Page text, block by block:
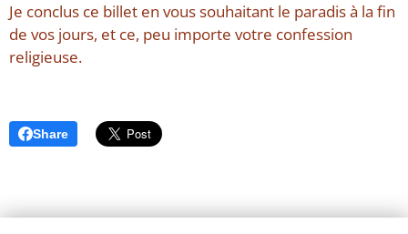
Je conclus ce billet en vous souhaitant le paradis à la fin
de vos jours, et ce, peu importe votre confession
religieuse.
Share